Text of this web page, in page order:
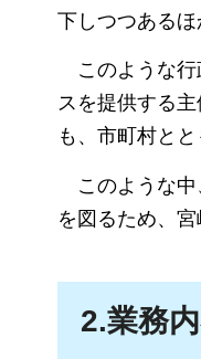
下しつつある
このような
スを提供する
も、市町村と
こ のような
を図るため、
2.業務